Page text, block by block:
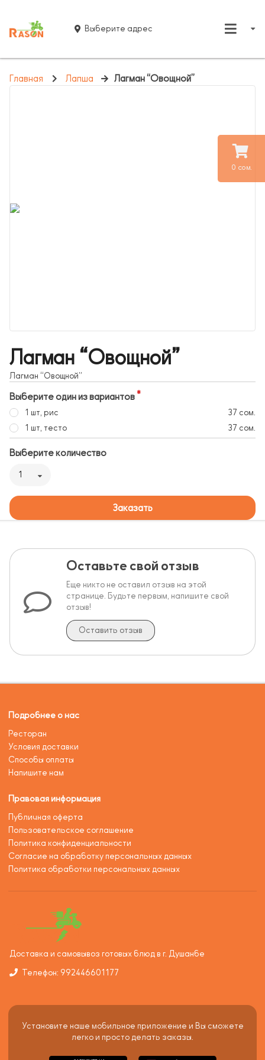
0 сом.
Выберите адрес
Главная Лапша Лагман “Овощной”
Лагман “Овощной”
Лагман “Овощной”
Выберите один из вариантов
1 шт, рис
37 сом.
1 шт, тесто
37 сом.
Выберите количество
1
Заказать
Оставьте свой отзыв
Еще никто не оставил отзыв на этой
странице. Будьте первым, напишите свой
отзыв!
Оставить отзыв
Подробнее о нас
Ресторан
Условия доставки
Способы оплаты
Напишите нам
Правовая информация
Публичная оферта
Пользовательское соглашение
Политика конфиденциальности
Согласие на обработку персональных данных
Политика обработки персональных данных
Доставка и самовывоз готовых блюд в г. Душанбе
Телефон: 992446601177
Установите наше мобильное приложение и Вы сможете
легко и просто делать заказы.